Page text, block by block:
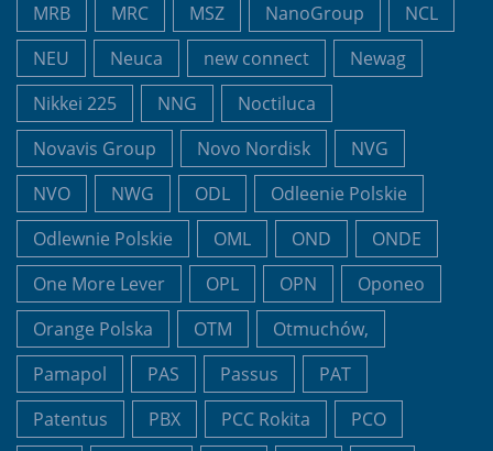
MRB
MRC MSZ NanoGroup
NCL
NEU
Neuca new connect
Newag
Nikkei 225
NNG
Noctiluca
Novavis Group
Novo Nordisk
NVG
NVO
NWG ODL
Odleenie Polskie
Odlewnie Polskie
OML OND
ONDE
One More Lever
OPL OPN
Oponeo
Orange Polska
OTM
Otmuchów,
Pamapol
PAS Passus
PAT
Patentus
PBX PCC Rokita
PCO